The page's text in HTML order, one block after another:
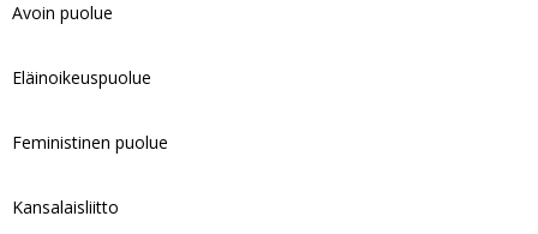
Avoin puolue
Eläinoikeuspuolue
Feministinen puolue
Kansalaisliitto